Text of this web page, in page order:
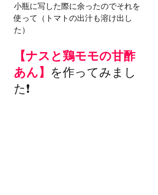
小瓶に写した際に余ったのでそれを
使って（トマトの出汁も溶け出し
た）
【ナスと鶏モモの甘酢
あん】 を作ってみまし
た❗️